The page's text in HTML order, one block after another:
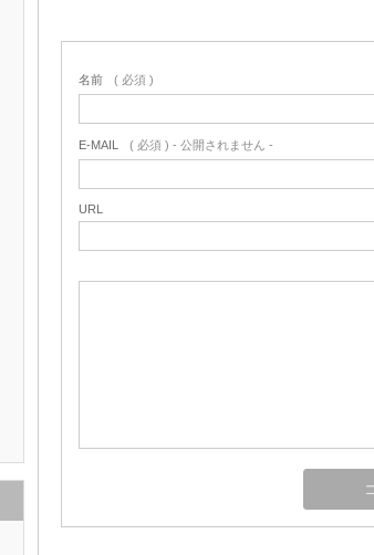
名前 ( 必須 )
E-MAIL ( 必須 ) - 公開されません -
URL